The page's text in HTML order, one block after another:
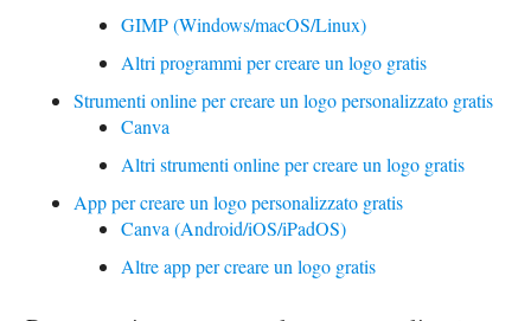
GIMP (Windows/macOS/Linux)
Altri programmi per creare un logo gratis
Strumenti online per creare un logo personalizzato gratis
Canva
Altri strumenti online per creare un logo gratis
App per creare un logo personalizzato gratis
Canva (Android/iOS/iPadOS)
Altre app per creare un logo gratis